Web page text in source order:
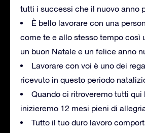
tutti i successi che il nuovo anno
È bello lavorare con una
come te e allo stesso tempo così
un buon Natale e un felice anno
Lavorare con voi è uno dei
ricevuto in questo periodo
Quando ci ritroveremo tutti qui
inizieremo 12 mesi pieni di
Tutto il tuo duro lavoro